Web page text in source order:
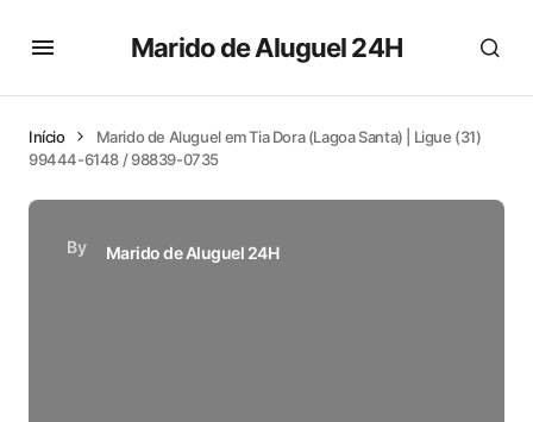
Marido de Aluguel 24H
Início
Marido de Aluguel em Tia Dora (Lagoa Santa) | Ligue (31)
99444-6148 / 98839-0735
By Marido de Aluguel 24H